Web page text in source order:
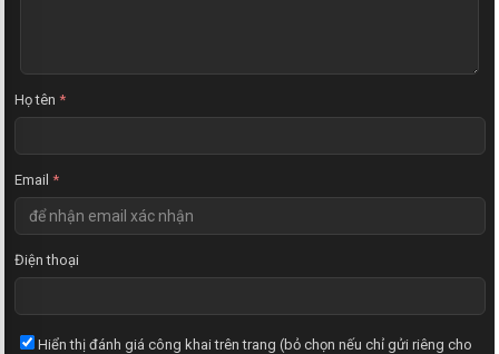
Họ tên *
Email *
Điện thoại
Hiển thị đánh giá công khai trên trang (bỏ chọn nếu chỉ gửi riêng cho